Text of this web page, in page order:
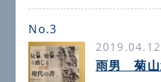
No.3
2019.04.12
雨男 菊山